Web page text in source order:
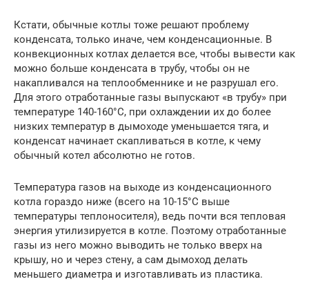
Кстати, обычные котлы тоже решают проблему
конденсата, только иначе, чем конденсационные. В
конвекционных котлах делается все, чтобы вывести как
можно больше конденсата в трубу, чтобы он не
накапливался на теплообменнике и не разрушал его.
Для этого отработанные газы выпускают «в трубу» при
температуре 140-160°С, при охлаждении их до более
низких температур в дымоходе уменьшается тяга, и
конденсат начинает скапливаться в котле, к чему
обычный котел абсолютно не готов.
Температура газов на выходе из конденсационного
котла гораздо ниже (всего на 10-15°С выше
температуры теплоносителя), ведь почти вся тепловая
энергия утилизируется в котле. Поэтому отработанные
газы из него можно выводить не только вверх на
крышу, но и через стену, а сам дымоход делать
меньшего диаметра и изготавливать из пластика.